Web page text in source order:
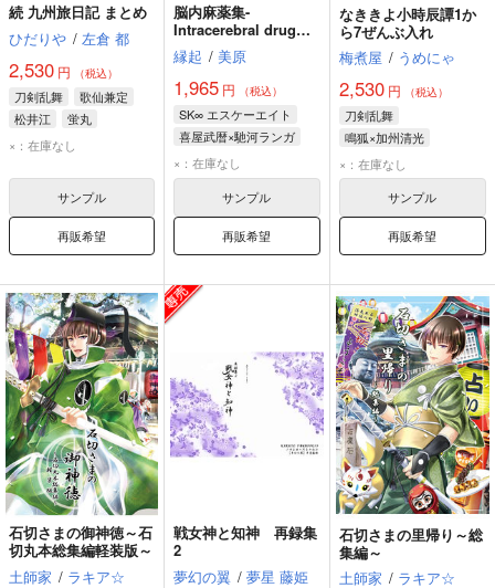
続 九州旅日記 まとめ
ひだりや / 左倉 都
2,530 円 （税込）
刀剣乱舞
歌仙兼定
松井江
蛍丸
×：在庫なし
サンプル
再販希望
脳内麻薬集-
Intracerebral drug
collection-
縁起 / 美原
1,965 円 （税込）
SK∞ エスケーエイト
喜屋武暦×馳河ランガ
喜屋武暦
×：在庫なし
サンプル
再販希望
なききよ小時辰譚1か
ら7ぜんぶ入れ
梅煮屋 / うめにゃ
2,530円 （税込）
刀剣乱舞
鳴狐×加州清光
×：在庫なし
サンプル
再販希望
石切さまの御神徳～石
切丸本総集編軽装版～
土師家 / ラキア☆
戦女神と知神 再録集
2
夢幻の翼 / 夢星 藤姫
石切さまの里帰り～総
集編～
土師家 / ラキア☆